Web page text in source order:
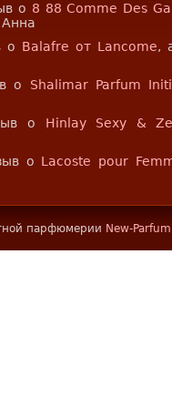
о 8 88 Comme Des
Анна
о Balafre от Lancome,
о Shalimar Parfum
о Hinlay Sexy &
о Lacoste pour
парфюмерии New-